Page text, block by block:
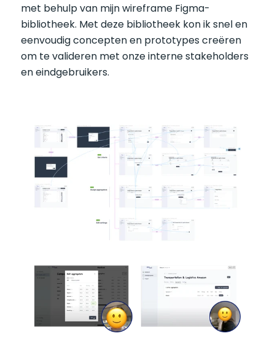
met behulp van mijn wireframe Figma-
bibliotheek. Met deze bibliotheek kon ik snel en
eenvoudig concepten en prototypes creëren
om te valideren met onze interne stakeholders
en eindgebruikers.